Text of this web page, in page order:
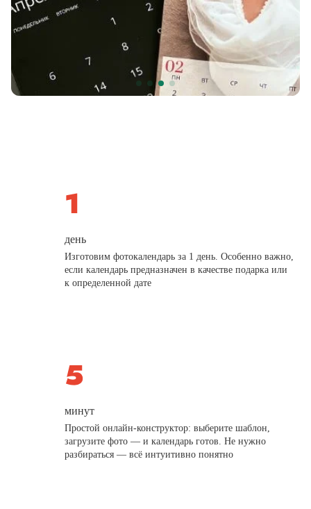
день
Изготовим фотокалендарь за 1 день. Особенно важно,
если календарь предназначен в качестве подарка или
к определенной дате
минут
Простой онлайн-конструктор: выберите шаблон,
загрузите фото — и календарь готов. Не нужно
разбираться — всё интуитивно понятно